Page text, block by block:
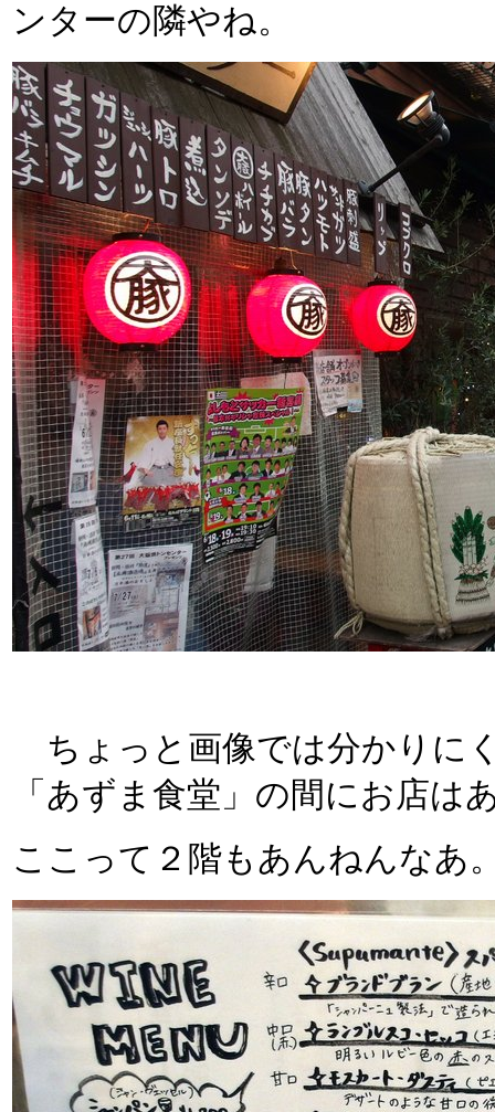
ンターの隣やね。
ちょっと画像では分かりに
「あずま食堂」の間にお店は
ここって２階もあんねんなあ